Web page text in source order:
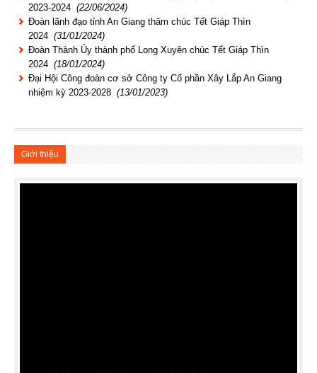
2023-2024 (22/06/2024)
Đoàn lãnh đạo tỉnh An Giang thăm chúc Tết Giáp Thìn
2024 (31/01/2024)
Đoàn Thành Ủy thành phố Long Xuyên chúc Tết Giáp Thìn
2024 (18/01/2024)
Đại Hội Công đoàn cơ sở Công ty Cổ phần Xây Lắp An Giang
nhiệm kỳ 2023-2028 (13/01/2023)
Giới thiệu